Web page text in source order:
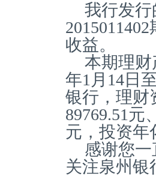
我行发行
收益。
本期理财
年1月14日
银行，理财
89769.51元
元，投资年
感谢您
关注泉州银